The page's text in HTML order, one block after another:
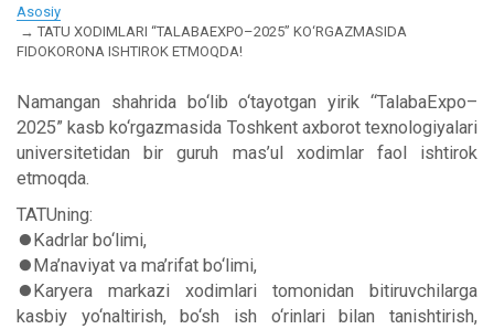
Asosiy
TATU XODIMLARI “TALABAEXPO–2025” KO‘RGAZMASIDA
FIDOKORONA ISHTIROK ETMOQDA!
Namangan shahrida bo‘lib o‘tayotgan yirik “TalabaExpo–
2025” kasb ko‘rgazmasida Toshkent axborot texnologiyalari
universitetidan bir guruh mas’ul xodimlar faol ishtirok
etmoqda.
TATUning:
⏺Kadrlar bo‘limi,
⏺Ma’naviyat va ma’rifat bo‘limi,
⏺Karyera markazi xodimlari tomonidan bitiruvchilarga
kasbiy yo‘naltirish, bo‘sh ish o‘rinlari bilan tanishtirish,